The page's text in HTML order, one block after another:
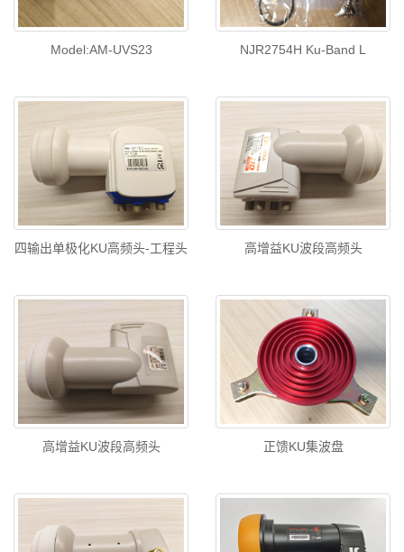
Model:AM-UVS23 NJR2754H Ku-Band L
四输出单极化KU高频头-工程头 高增益KU波段高频头
高增益KU波段高频头 正馈KU集波盘